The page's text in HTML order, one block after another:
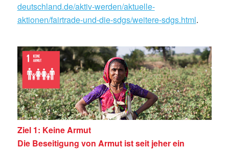
deutschland.de/aktiv-werden/aktuelle-
aktionen/fairtrade-und-die-sdgs/weitere-sdgs.html.
Ziel 1: Keine Armut
Die Beseitigung von Armut ist seit jeher ein